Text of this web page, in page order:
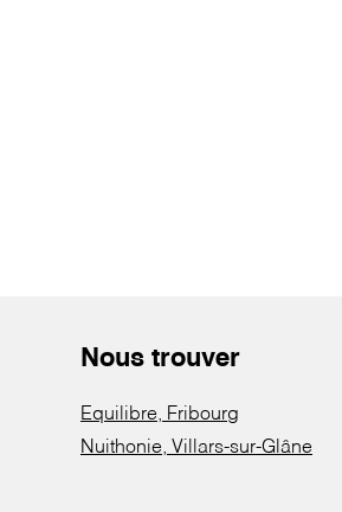
Nous trouver
Equilibre, Fribourg
Nuithonie, Villars-sur-Glâne